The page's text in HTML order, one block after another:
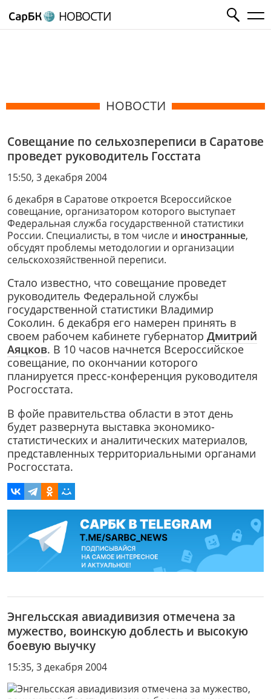
НОВОСТИ
НОВОСТИ
Совещание по сельхозпереписи в Саратове
проведет руководитель Госстата
15:50, 3 декабря 2004
6 декабря в Саратове откроется Всероссийское
совещание, организатором которого выступает
Федеральная служба государственной статистики
России. Специалисты, в том числе и иностранные,
обсудят проблемы методологии и организации
сельскохозяйственной переписи.
Стало известно, что совещание проведет
руководитель Федеральной службы
государственной статистики Владимир
Соколин. 6 декабря его намерен принять в
своем рабочем кабинете губернатор Дмитрий
Аяцков. В 10 часов начнется Всероссийское
совещание, по окончании которого
планируется пресс-конференция руководителя
Росгосстата.
В фойе правительства области в этот день
будет развернута выставка экономико-
статистических и аналитических материалов,
представленных территориальными органами
Росгосстата.
Энгельсская авиадивизия отмечена за
мужество, воинскую доблесть и высокую
боевую выучку
15:35, 3 декабря 2004